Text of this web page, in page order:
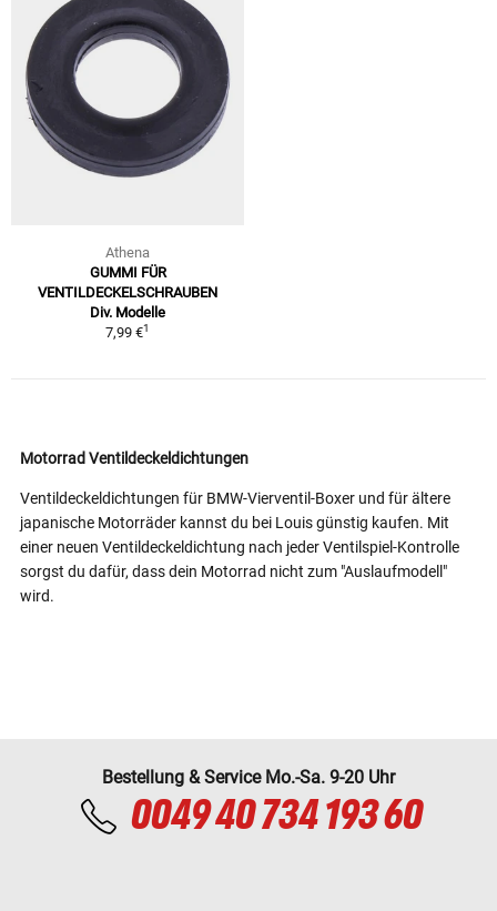
Athena
GUMMI FÜR
VENTILDECKELSCHRAUBEN
Div. Modelle
7,99 €1
Motorrad Ventildeckeldichtungen
Ventildeckeldichtungen für BMW-Vierventil-Boxer und für ältere
japanische Motorräder kannst du bei Louis günstig kaufen. Mit
einer neuen Ventildeckeldichtung nach jeder Ventilspiel-Kontrolle
sorgst du dafür, dass dein Motorrad nicht zum "Auslaufmodell"
wird.
Bestellung & Service Mo.-Sa. 9-20 Uhr
0049 40 734 193 60